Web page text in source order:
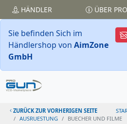
HÄNDLER ÜBER
Sie befinden Sich im
Händlershop von AimZone
GmbH
ZURÜCK ZUR VORHERIGEN SEITE
AUSRUESTUNG
BUECHER UND FILME